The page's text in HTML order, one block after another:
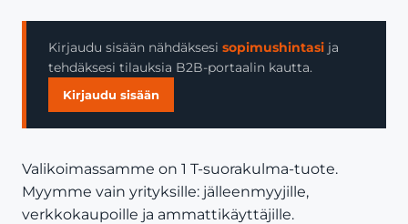
Yritys
Yhteystiedot
Kirjaudu sisään nähdäksesi sopimushintasi ja
tehdäksesi tilauksia B2B-portaalin kautta.
Kirjaudu sisään
Valikoimassamme on 1 T-suorakulma-tuote.
Myymme vain yrityksille: jälleenmyyjille,
verkkokaupoille ja ammattikäyttäjille.